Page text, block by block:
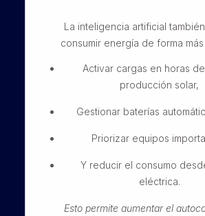
La inteligencia artificial
consumir energía de forma
Activar cargas en horas
producción solar,
Gestionar baterías
Priorizar equipos
Y reducir el consumo
eléctrica.
Esto permite aumentar el